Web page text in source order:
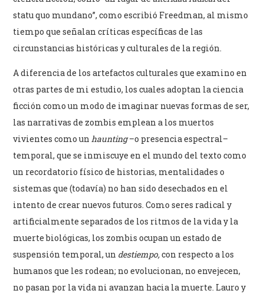
statu quo mundano”, como escribió Freedman, al mismo
tiempo que señalan críticas específicas de las
circunstancias históricas y culturales de la región.
A diferencia de los artefactos culturales que examino en
otras partes de mi estudio, los cuales adoptan la ciencia
ficción como un modo de imaginar nuevas formas de ser,
las narrativas de zombis emplean a los muertos
vivientes como un haunting–o presencia espectral–
temporal, que se inmiscuye en el mundo del texto como
un recordatorio físico de historias, mentalidades o
sistemas que (todavía) no han sido desechados en el
intento de crear nuevos futuros. Como seres radical y
artificialmente separados de los ritmos de la vida y la
muerte biológicas, los zombis ocupan un estado de
suspensión temporal, un destiempo,con respecto a los
humanos que les rodean; no evolucionan, no envejecen,
no pasan por la vida ni avanzan hacia la muerte. Lauro y